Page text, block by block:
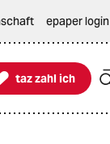
epaper login
zahl ich
taz zahl ich